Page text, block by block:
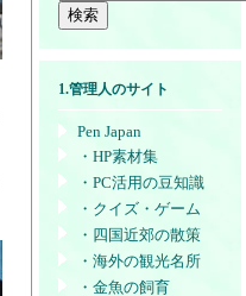
1.管理人のサイト
Pen Japan
・HP素材集
・PC活用の豆知識
・クイズ・ゲーム
・四国近郊の散策
・海外の観光名所
・金魚の飼育